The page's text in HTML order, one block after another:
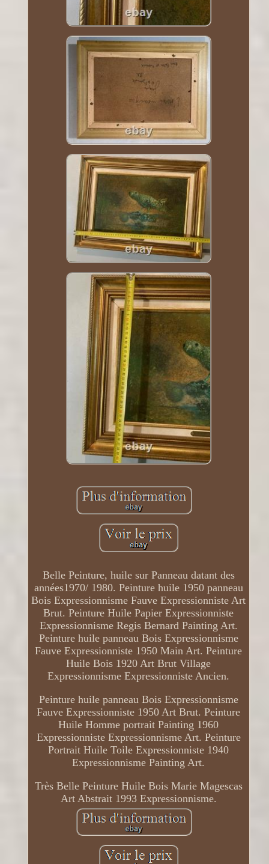
Belle Peinture, huile sur Panneau datant des
années1970/ 1980. Peinture huile 1950 panneau
Bois Expressionnisme Fauve Expressionniste Art
Brut. Peinture Huile Papier Expressionniste
Expressionnisme Regis Bernard Painting Art.
Peinture huile panneau Bois Expressionnisme
Fauve Expressionniste 1950 Main Art. Peinture
Huile Bois 1920 Art Brut Village
Expressionnisme Expressionniste Ancien.
Peinture huile panneau Bois Expressionnisme
Fauve Expressionniste 1950 Art Brut. Peinture
Huile Homme portrait Painting 1960
Expressionniste Expressionnisme Art. Peinture
Portrait Huile Toile Expressionniste 1940
Expressionnisme Painting Art.
Très Belle Peinture Huile Bois Marie Magescas
Art Abstrait 1993 Expressionnisme.